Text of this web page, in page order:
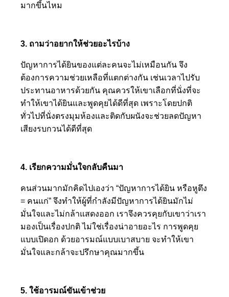
มากขึ้นไหม
3. ถามว่าอยากให้ช่วยอะไรบ้าง
ปัญหาการได้ยินของแต่ละคนจะไม่เหมือนกัน จึง
ต้องการความช่วยเหลือที่แตกต่างกัน เช่นเวลาไปรับ
ประทานอาหารด้วยกัน คุณควรให้เขาเลือกที่นั่งที่จะ
ทำให้เขาได้ยินและพูดคุยได้ดีที่สุด เพราะโดยปกติ
ทั่วไปที่นั่งตรงมุมห้องและติดกับผนังจะช่วยลดปัญหา
เสียงรบกวนได้ดีที่สุด
4. เรียกความมั่นใจกลับคืนมา
คนส่วนมากมักคิดไปเองว่า “ปัญหาการได้ยิน หรือหูตึง
= คนแก่” จึงทำให้ผู้ที่กำลังมีปัญหาการได้ยินมักไม่
มั่นใจและไม่กล้าแสดงออก เราจึงควรคุยกับเขาว่าเรา
มองเป็นเรื่องปกติ ไม่ใช่เรื่องน่าอายอะไร การพูดคุย
แบบเปิดอก ด้วยอารมณ์แบบเบาสบาย จะทำให้เขา
มั่นใจและกล้าจะปรึกษาคุณมากขึ้น
5. ใช้อารมณ์ขันเข้าช่วย